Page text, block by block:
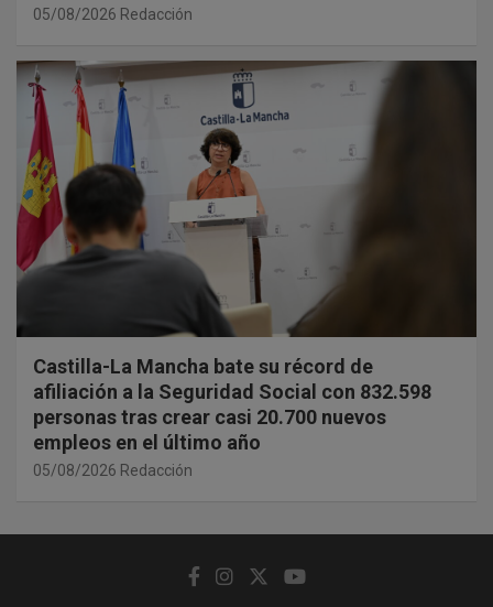
05/08/2026 Redacción
Castilla-La Mancha bate su récord de
afiliación a la Seguridad Social con 832.598
personas tras crear casi 20.700 nuevos
empleos en el último año
05/08/2026 Redacción